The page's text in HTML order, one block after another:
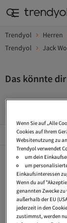
Trendyol Herren
Trendyol
Jack
Das könnte
Beliebte Seiten
Outdoor Jacken
Herren Herbstmode
Wenn Sie auf „Alle
Cookies auf Ihrem
Websitenutzung zu
Trendyol verwendet
um dein
um
Einkaufsinteressen
Wenn du auf
genannten Zwecke
außerhalb der EU
jederzeit in den
zustimmst, werden